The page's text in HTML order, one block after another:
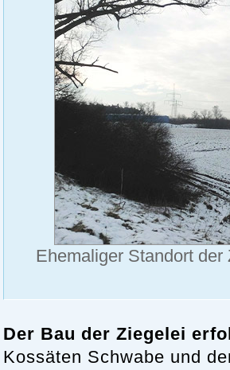
Ehemaliger Standort
Der Bau der Ziegelei
Kossäten Schwabe und